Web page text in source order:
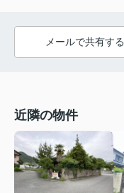
メールで共有する
近隣の物件